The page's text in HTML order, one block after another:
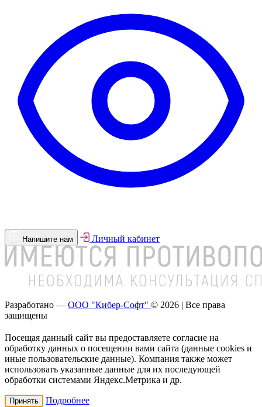
Напишите нам Личный кабинет
Разработано — ООО "Кибер-Софт" © 2026 | Все права
защищены
Посещая данный сайт вы предоставляете согласие на
обработку данных о посещении вами сайта (данные cookies и
иные пользовательские данные). Компания также может
использовать указанные данные для их последующей
обработки системами Яндекс.Метрика и др.
Принять Подробнее